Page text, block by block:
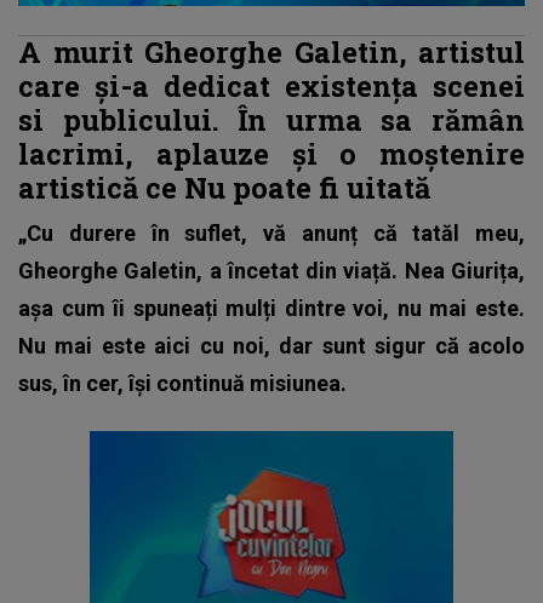
A murit Gheorghe Galetin, artistul
care și-a dedicat existența scenei
si publicului. În urma sa rămân
lacrimi, aplauze și o moștenire
artistică ce Nu poate fi uitată
„Cu durere în suflet, vă anunț că tatăl meu,
Gheorghe Galetin, a încetat din viață. Nea Giurița,
așa cum îi spuneați mulți dintre voi, nu mai este.
Nu mai este aici cu noi, dar sunt sigur că acolo
sus, în cer, își continuă misiunea.